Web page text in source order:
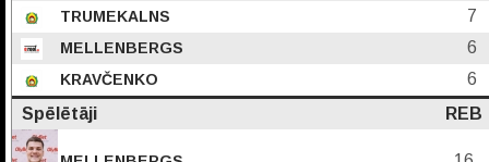
TRUMEKALNS 7
MELLENBERGS 6
KRAVČENKO
6
Spēlētāji
REB